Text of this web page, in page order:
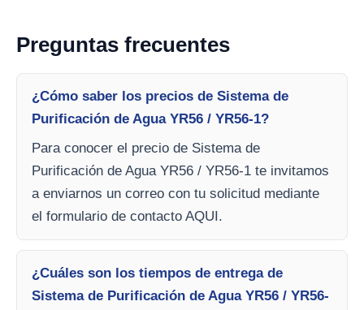
Preguntas frecuentes
¿Cómo saber los precios de Sistema de
Purificación de Agua YR56 / YR56-1?
Para conocer el precio de Sistema de
Purificación de Agua YR56 / YR56-1 te invitamos
a enviarnos un correo con tu solicitud mediante
el formulario de contacto AQUI.
¿Cuáles son los tiempos de entrega de
Sistema de Purificación de Agua YR56 / YR56-